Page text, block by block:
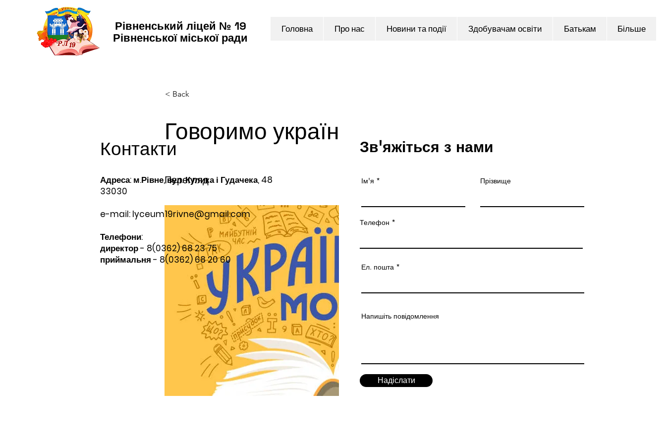
Головна Про нас Новини та події Здобувачам освіти Батькам Більше
Рівненський ліцей № 19
Рівненської міської ради
< Back
Говоримо українською
Перегляд
Контакти
Адреса: м.Рівне, вул. Кулика і Гудачека, 48
33030
e-mail: lyceum19rivne@gmail.com
Телефони:​
директор - 8(0362) 68 23 75
приймальня - 8(0362) 68 20 60
Зв'яжіться з нами
Ім'я Прізвище
Телефон
Ел. пошта
Напишіть повідомлення
Надіслати